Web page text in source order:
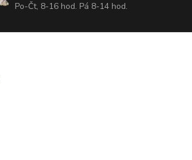
Po-Čt, 8-16 hod. Pá 8-14 hod.